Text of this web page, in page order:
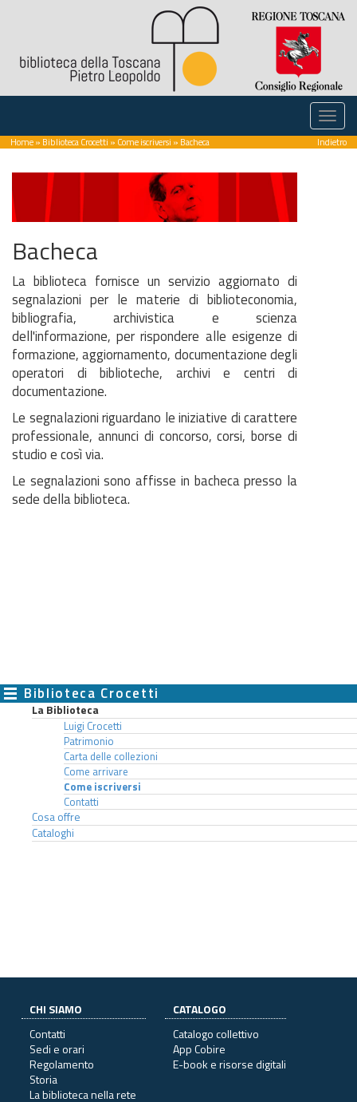
Home» Biblioteca Crocetti » Come iscriversi » Bacheca Indietro
Bacheca
La biblioteca fornisce un servizio aggiornato di
segnalazioni per le materie di biblioteconomia,
bibliografia, archivistica e scienza
dell'informazione, per rispondere alle esigenze di
formazione, aggiornamento, documentazione degli
operatori di biblioteche, archivi e centri di
documentazione.
Le segnalazioni riguardano le iniziative di carattere
professionale, annunci di concorso, corsi, borse di
studio e così via.
Le segnalazioni sono affisse in bacheca presso la
sede della biblioteca.
Biblioteca Crocetti
La Biblioteca
Luigi Crocetti
Patrimonio
Carta delle collezioni
Come arrivare
Come iscriversi
Contatti
Cosa offre
Cataloghi
CHI SIAMO
Contatti
Sedi e orari
Regolamento
Storia
La biblioteca nella rete
CATALOGO
Catalogo collettivo
App Cobire
E-book e risorse digitali